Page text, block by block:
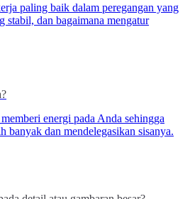
paling baik dalam peregangan yang
stabil, dan bagaimana mengatur
energi pada Anda sehingga
banyak dan mendelegasikan sisanya.